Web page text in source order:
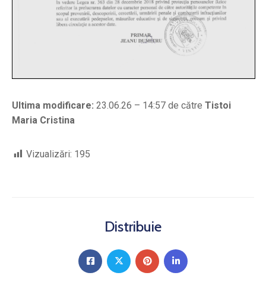
Ultima modificare: 23.06.26 – 14:57 de către Tistoi
Maria Cristina
Vizualizări: 195
Distribuie